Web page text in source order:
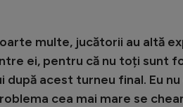
multe, jucătorii au altă
ei, pentru că nu toți sunt
după acest turneu final. Eu
cea mai mare se